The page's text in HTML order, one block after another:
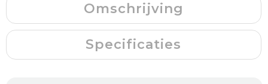
Omschrijving
Specificaties